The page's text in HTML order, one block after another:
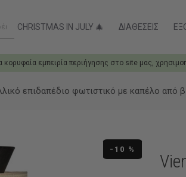
κορυφαία εμπειρία περιήγησης στο site μας,
CHRISTMAS IN JULY 🎄 ΔΙΑΘΈΣΕΙΣ
επιδαπέδιο φωτιστικό με καπέλο από
-10 %